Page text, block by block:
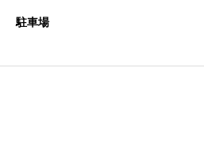
駐車場